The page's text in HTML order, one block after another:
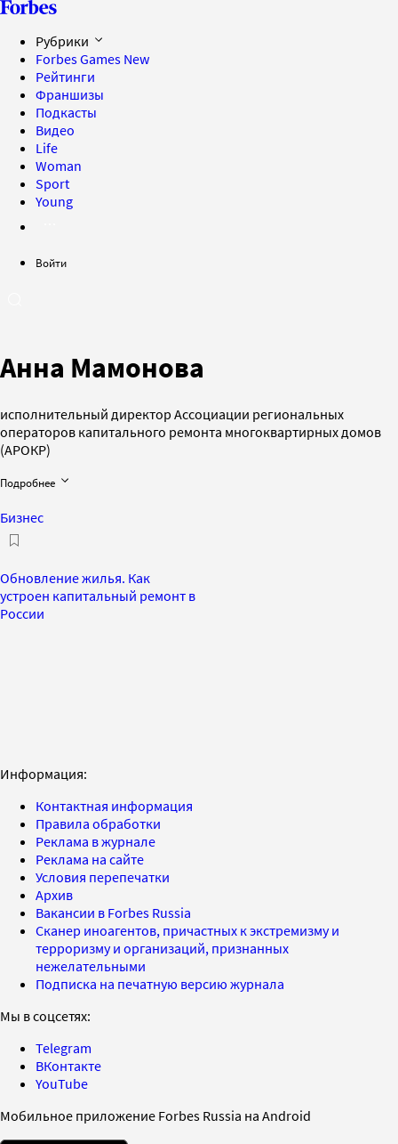
Рубрики
Forbes Games New
Рейтинги
Франшизы
Подкасты
Видео
Life
Woman
Sport
Young
Войти
Анна Мамонова
исполнительный директор Ассоциации региональных
операторов капитального ремонта многоквартирных домов
(АРОКР)
Подробнее
Бизнес
Обновление жилья. Как
устроен капитальный ремонт в
России
Информация:
Контактная информация
Правила обработки
Реклама в журнале
Реклама на сайте
Условия перепечатки
Архив
Вакансии в Forbes Russia
Сканер иноагентов, причастных к экстремизму и
терроризму и организаций, признанных
нежелательными
Подписка на печатную версию журнала
Мы в соцсетях:
Telegram
ВКонтакте
YouTube
Мобильное приложение Forbes Russia на Android